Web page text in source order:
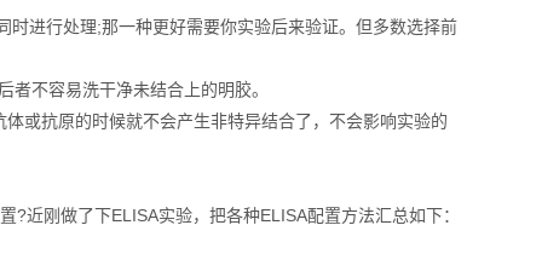
进行处理;那一种更好需要你实验后来验证。但多数选择前
不容易洗干净未结合上的明胶。
抗原的时候就不会产生非特异结合了，不会影响实验的
刚做了下ELISA实验，把各种ELISA配置方法汇总如下：